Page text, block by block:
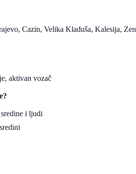
Cazin, Velika Kladuša, Kalesija,
aktivan vozač
i ljudi